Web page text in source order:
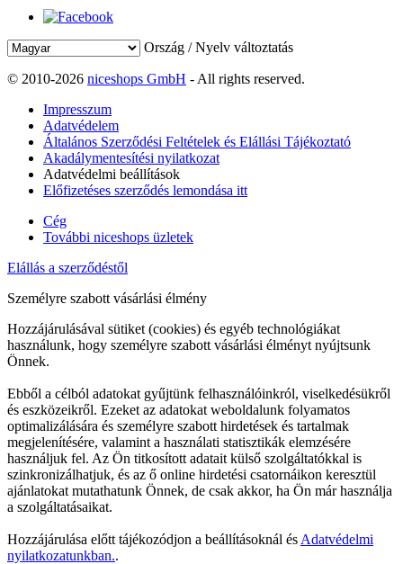
Ország / Nyelv változtatás
© 2010-2026 niceshops GmbH - All rights reserved.
Impresszum
Adatvédelem
Általános Szerződési Feltételek és Elállási Tájékoztató
Akadálymentesítési nyilatkozat
Adatvédelmi beállítások
Előfizetéses szerződés lemondása itt
Cég
További niceshops üzletek
Elállás a szerződéstől
Személyre szabott vásárlási élmény
Hozzájárulásával sütiket (cookies) és egyéb technológiákat
használunk, hogy személyre szabott vásárlási élményt nyújtsunk
Önnek.
Ebből a célból adatokat gyűjtünk felhasználóinkról, viselkedésükről
és eszközeikről. Ezeket az adatokat weboldalunk folyamatos
optimalizálására és személyre szabott hirdetések és tartalmak
megjelenítésére, valamint a használati statisztikák elemzésére
használjuk fel. Az Ön titkosított adatait külső szolgáltatókkal is
szinkronizálhatjuk, és az ő online hirdetési csatornáikon keresztül
ajánlatokat mutathatunk Önnek, de csak akkor, ha Ön már használja
a szolgáltatásaikat.
Hozzájárulása előtt tájékozódjon a beállításoknál és Adatvédelmi
nyilatkozatunkban..